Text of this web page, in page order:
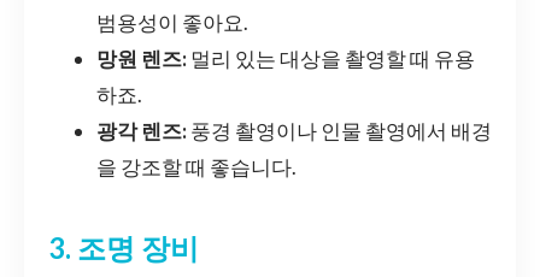
범용성이 좋아요.
망원 렌즈: 멀리 있는 대상을 촬영할 때 유용
하죠.
광각 렌즈: 풍경 촬영이나 인물 촬영에서 배경
을 강조할 때 좋습니다.
3. 조명 장비